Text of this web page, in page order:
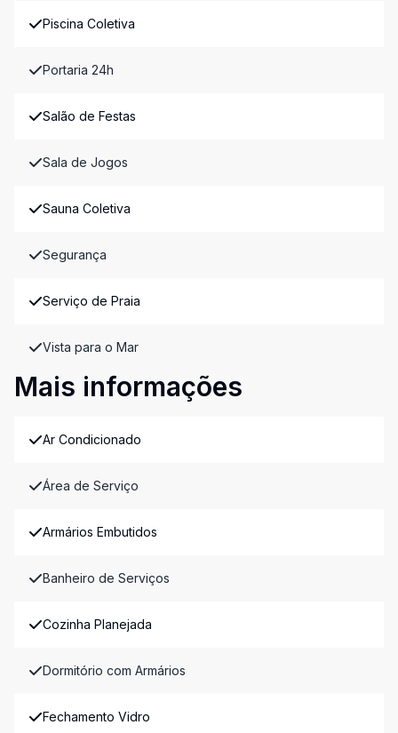
Piscina Coletiva
Portaria 24h
Salão de Festas
Sala de Jogos
Sauna Coletiva
Segurança
Serviço de Praia
Vista para o Mar
Mais informações
Ar Condicionado
Área de Serviço
Armários Embutidos
Banheiro de Serviços
Cozinha Planejada
Dormitório com Armários
Fechamento Vidro